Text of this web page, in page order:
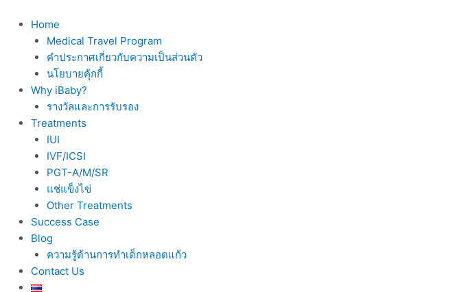
content
Home
Medical Travel Program
คำประกาศเกี่ยวกับความเป็นส่วนตัว
นโยบายคุ้กกี้
Why iBaby?
รางวัลและการรับรอง
Treatments
IUI
IVF/ICSI
PGT-A/M/SR
แช่แข็งไข่
Other Treatments
Success Case
Blog
ความรู้ด้านการทำเด็กหลอดแก้ว
Contact Us